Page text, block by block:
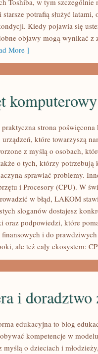
Toshiba, w tym
starsze potrafią służyć
Kiedy pojawia się
objawy mogą wynikać z
More ]
komputerowy
strona poświęcona
które towarzyszą
z myślą o osobach,
o tych, którzy
sprawiać problemy.
i Procesory (CPU). W
w błąd, LAKOM
sloganów dostajesz
oraz podpowiedzi, które
i do
ale też cały ekosystem:
i doradztwo
edukacyjna to blog
kompetencje w
myślą o dzieciach i